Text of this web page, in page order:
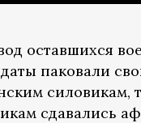
оставшихся
паковали
силовикам,
сдавались